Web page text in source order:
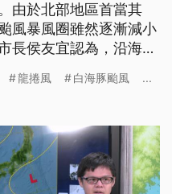
由於北部地區首當其
風暴風圈雖然逐漸減小
長侯友宜認為，沿海將
龍捲風 白海豚颱風 ...